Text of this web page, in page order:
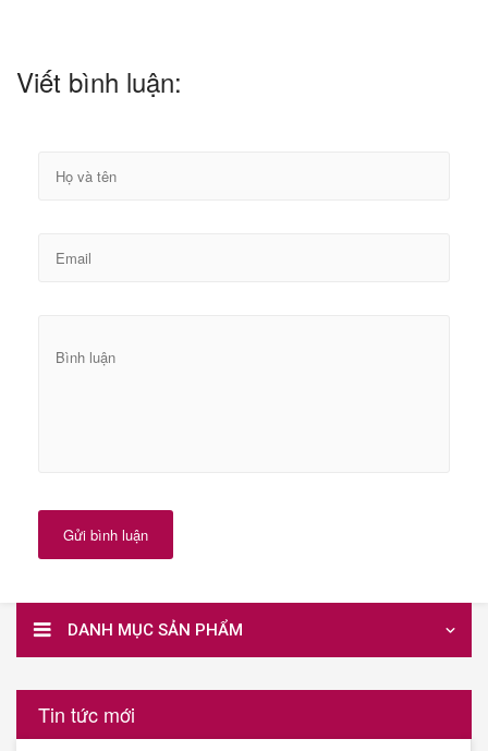
Viết bình luận:
Gửi bình luận
DANH MỤC SẢN PHẨM
Tin tức mới